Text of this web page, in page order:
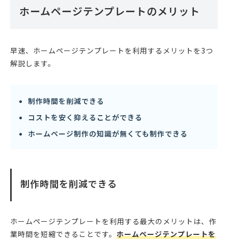
ホームページテンプレートのメリット
早速、ホームページテンプレートを利用するメリットを3つ
解説します。
制作時間を削減できる
コストを安く抑えることができる
ホームページ制作の知識が無くても制作できる
制作時間を削減できる
ホームページテンプレートを利用する最大のメリットは、作
業時間を短縮できることです。 ホームページテンプレートを